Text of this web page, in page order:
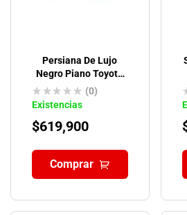
Persiana De Lujo
Negro Piano Toyota
Hilux Revo
(0)
Existencias
$619,900
Comprar